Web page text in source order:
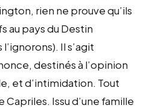
rien ne prouve qu’ils
au pays du Destin
l’ignorons). Il s’agit
destinés à l’opinion
et d’intimidation. Tout
Capriles. Issu d’une famille